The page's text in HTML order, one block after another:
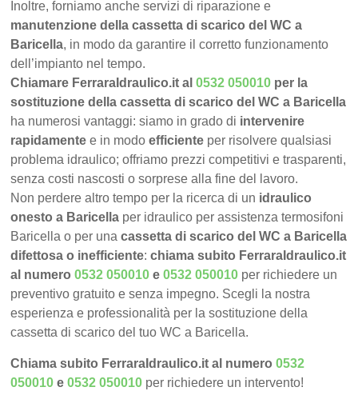
Inoltre, forniamo anche servizi di riparazione e
manutenzione della cassetta di scarico del WC a
Baricella, in modo da garantire il corretto funzionamento
dell’impianto nel tempo.
Chiamare FerraraIdraulico.it al0532 050010 per la
sostituzione della cassetta di scarico del WC a Baricella
ha numerosi vantaggi: siamo in grado di intervenire
rapidamente e in modoefficiente per risolvere qualsiasi
problema idraulico; offriamo prezzi competitivi e trasparenti,
senza costi nascosti o sorprese alla fine del lavoro.
Non perdere altro tempo per la ricerca di un idraulico
onesto a Baricella per idraulico per assistenza termosifoni
Baricella o per unacassetta di scarico del WC a Baricella
difettosa o inefficiente:chiama subito FerraraIdraulico.it
al numero0532 050010 e0532 050010 per richiedere un
preventivo gratuito e senza impegno. Scegli la nostra
esperienza e professionalità per la sostituzione della
cassetta di scarico del tuo WC a Baricella.
Chiama subito FerraraIdraulico.it al numero0532
050010 e0532 050010 per richiedere un intervento!